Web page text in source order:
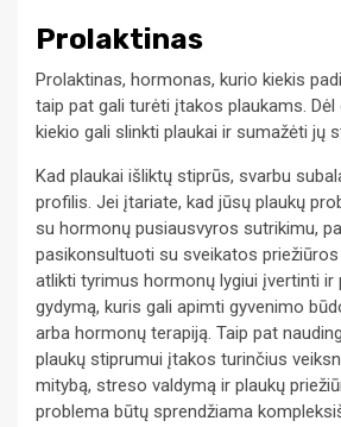
Prolaktinas
Prolaktinas, hormonas, kurio kiekis
taip pat gali turėti įtakos plaukams.
kiekio gali slinkti plaukai ir sumažėti jų
Kad plaukai išliktų stiprūs, svarbu
profilis. Jei įtariate, kad jūsų plaukų
su hormonų pusiausvyros sutrikimu,
pasikonsultuoti su sveikatos
atlikti tyrimus hormonų lygiui įvertinti ir
gydymą, kuris gali apimti gyvenimo
arba hormonų terapiją. Taip pat
plaukų stiprumui įtakos turinčius
mitybą, streso valdymą ir plaukų
problema būtų sprendžiama